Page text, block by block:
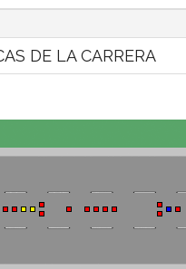
DE LA CARRERA